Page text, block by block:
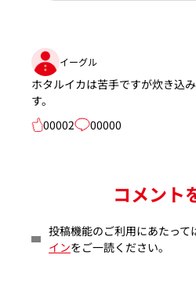
イーグル
ホタルイカは苦手ですが炊き込
す。
00002
00000
コメント
投稿機能のご利用にあたって
インをご一読ください。